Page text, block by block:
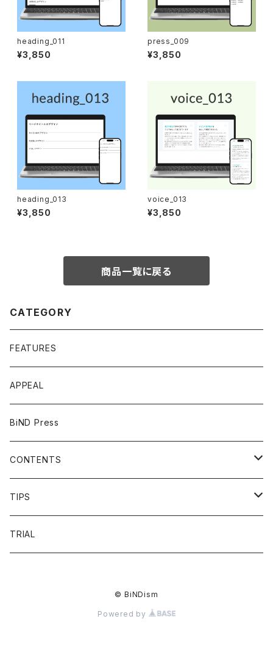
heading_011
¥3,850
press_009
¥3,850
heading_013
¥3,850
voice_013
¥3,850
商品一覧に戻る
CATEGORY
FEATURES
APPEAL
BiND Press
CONTENTS
OVERVIEW
FAQ
TIPS
HEADING
TRIAL
© BiNDism
Powered by